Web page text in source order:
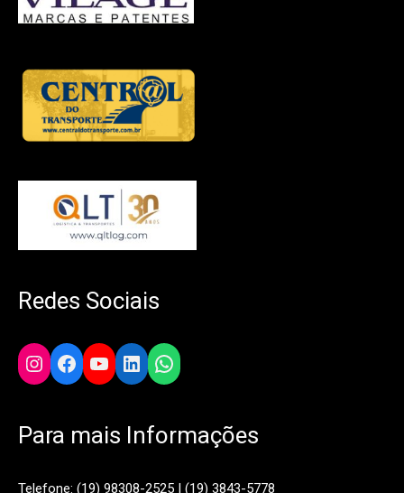
Redes Sociais
Instagram
Facebook
YouTube
LinkedIn
WhatsApp
Para mais Informações
Telefone: (19) 98308-2525 | (19) 3843-5778